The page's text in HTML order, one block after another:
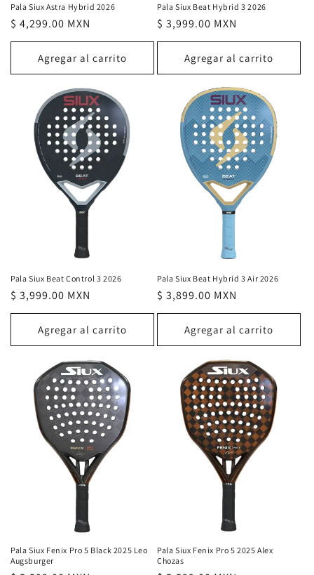
Pala Siux Astra Hybrid 2026
Precio
habitual
$ 4,299.00 MXN
Agregar al carrito
Pala Siux Beat Hybrid 3 2026
Precio
habitual
$ 3,999.00 MXN
Agregar al carrito
Pala Siux Beat Control 3 2026
Precio
habitual
$ 3,999.00 MXN
Agregar al carrito
Pala Siux Beat Hybrid 3 Air 2026
Precio
habitual
$ 3,899.00 MXN
Agregar al carrito
Pala Siux Fenix Pro 5 Black 2025 Leo
Augsburger
Pala Siux Fenix Pro 5 2025 Alex
Chozas